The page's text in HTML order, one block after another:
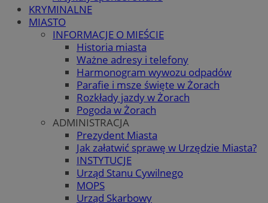
KRYMINALNE
MIASTO
INFORMACJE O MIEŚCIE
Historia miasta
Ważne adresy i telefony
Harmonogram wywozu odpadów
Parafie i msze święte w Żorach
Rozkłady jazdy w Żorach
Pogoda w Żorach
ADMINISTRACJA
Prezydent Miasta
Jak załatwić sprawę w Urzędzie Miasta?
INSTYTUCJE
Urząd Stanu Cywilnego
MOPS
Urząd Skarbowy